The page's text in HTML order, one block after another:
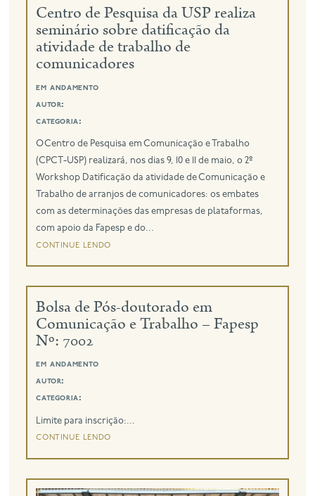
Centro de Pesquisa da USP realiza
seminário sobre datificação da
atividade de trabalho de
comunicadores
em andamento
autor:
categoria:
O Centro de Pesquisa em Comunicação e Trabalho
(CPCT-USP) realizará, nos dias 9, 10 e 11 de maio, o 2º
Workshop Datificação da atividade de Comunicação e
Trabalho de arranjos de comunicadores: os embates
com as determinações das empresas de plataformas,
com apoio da Fapesp e do...
continue lendo
Bolsa de Pós-doutorado em
Comunicação e Trabalho – Fapesp
Nº: 7002
em andamento
autor:
categoria:
Limite para inscrição:...
continue lendo